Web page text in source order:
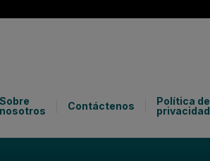
Sobre
nosotros
Contáctenos
Política de
privacidad